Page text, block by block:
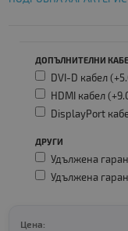
ДОПЪЛНИТЕЛНИ
DVI-D кабел
HDMI кабел
DisplayPort
ДРУГИ
Удължена
Удължена
Цена: